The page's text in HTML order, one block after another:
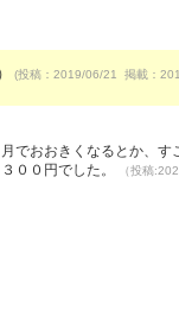
(投稿：2019/06/21 掲載：
でおおきくなるとか、
００円でした。
（投稿